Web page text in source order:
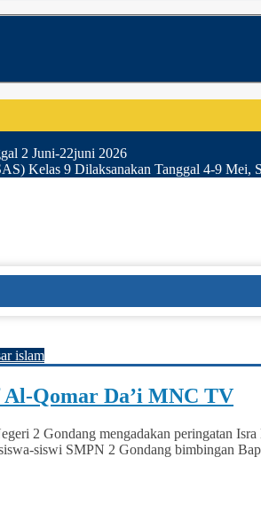
2 Juni-22juni 2026
Kelas 9 Dilaksanakan Tanggal 4-9 Mei,
islam
Qomar Da’i MNC TV
2 Gondang mengadakan peringatan
siswi SMPN 2 Gondang bimbingan